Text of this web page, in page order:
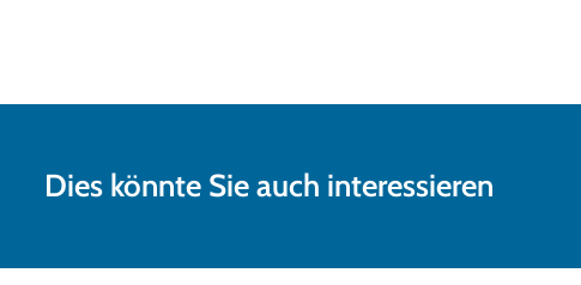
Dies könnte Sie auch interessieren